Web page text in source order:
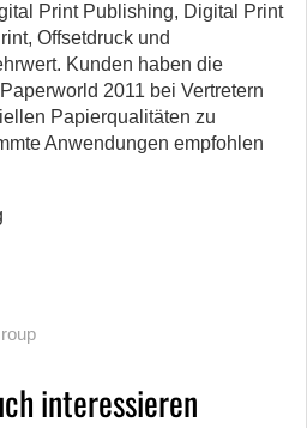
Print Publishing, Digital Print
Offsetdruck und
Kunden haben die
2011 bei Vertretern
Papierqualitäten zu
Anwendungen empfohlen
interessieren